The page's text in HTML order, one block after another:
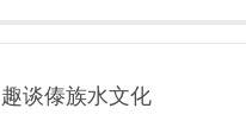
谈傣族水文化